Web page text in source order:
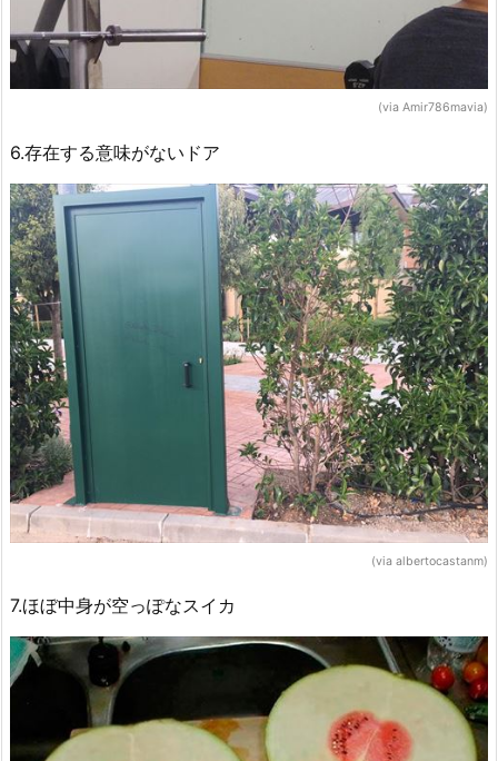
(via Amir786mavia)
6.存在する意味がないドア
(via albertocastanm)
7.ほぼ中身が空っぽなスイカ